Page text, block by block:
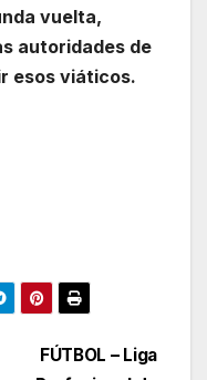
vuelta,
autoridades de
esos viáticos.
FÚTBOL – Liga